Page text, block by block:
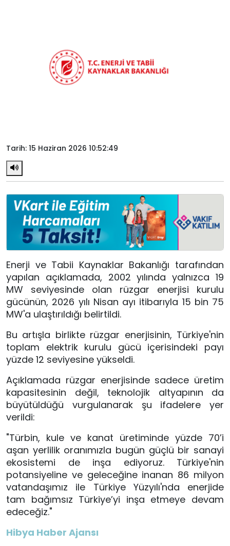
Tarih: 15 Haziran 2026 10:52:49
Enerji ve Tabii Kaynaklar Bakanlığı tarafından
yapılan açıklamada, 2002 yılında yalnızca 19
MW seviyesinde olan rüzgar enerjisi kurulu
gücünün, 2026 yılı Nisan ayı itibarıyla 15 bin 75
MW'a ulaştırıldığı belirtildi.
Bu artışla birlikte rüzgar enerjisinin, Türkiye'nin
toplam elektrik kurulu gücü içerisindeki payı
yüzde 12 seviyesine yükseldi.
Açıklamada rüzgar enerjisinde sadece üretim
kapasitesinin değil, teknolojik altyapının da
büyütüldüğü vurgulanarak şu ifadelere yer
verildi:
"Türbin, kule ve kanat üretiminde yüzde 70’i
aşan yerlilik oranımızla bugün güçlü bir sanayi
ekosistemi de inşa ediyoruz. Türkiye'nin
potansiyeline ve geleceğine inanan 86 milyon
vatandaşımız ile Türkiye Yüzyılı'nda enerjide
tam bağımsız Türkiye’yi inşa etmeye devam
edeceğiz."
Hibya Haber Ajansı